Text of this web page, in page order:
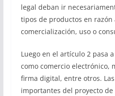
legal deban ir
tipos de productos en
comercialización, uso o
Luego en el artículo 2 pasa
como comercio electrónico,
firma digital, entre otros.
importantes del proyecto